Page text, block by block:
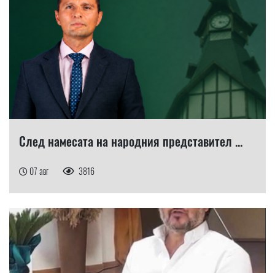
След намесата на народния представител ...
07 авг 3816